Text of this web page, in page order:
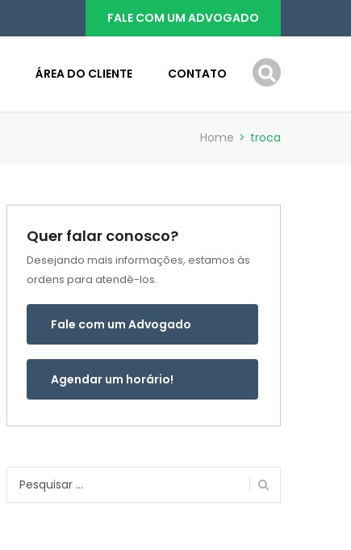
FALE COM UM ADVOGADO
ÁREA DO CLIENTE CONTATO
Home > troca
Quer falar conosco?
Desejando mais informações, estamos às
ordens para atendê-los.
Fale com um Advogado
Agendar um horário!
Pesquisar